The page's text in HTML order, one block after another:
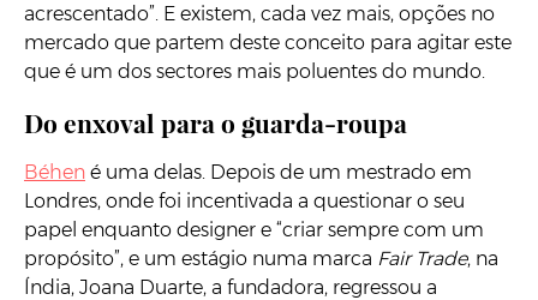
acrescentado”. E existem, cada vez mais, opções no
mercado que partem deste conceito para agitar este
que é um dos sectores mais poluentes do mundo.
Do enxoval para o guarda-roupa
Béhen é uma delas. Depois de um mestrado em
Londres, onde foi incentivada a questionar o seu
papel enquanto designer e “criar sempre com um
propósito”, e um estágio numa marca Fair Trade, na
Índia, Joana Duarte, a fundadora, regressou a